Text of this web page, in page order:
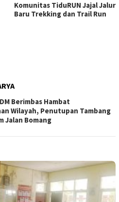
Komunitas TiduRUN Jajal Jalur
Baru Trekking dan Trail Run
Berimbas Hambat
Wilayah, Penutupan Tambang
Jalan Bomang